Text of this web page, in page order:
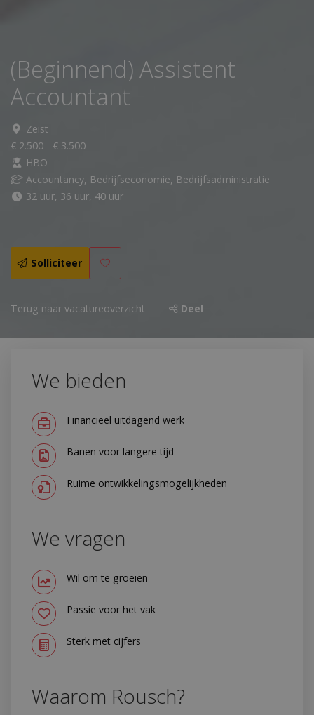
(Beginnend) Assistent
Accountant
Zeist
€ 2.500 - € 3.500
HBO
Accountancy, Bedrijfseconomie, Bedrijfsadministratie
32 uur, 36 uur, 40 uur
Solliciteer
Terug naar vacatureoverzicht Deel
We bieden
Financieel uitdagend werk
Banen voor langere tijd
Ruime ontwikkelingsmogelijkheden
We vragen
Wil om te groeien
Passie voor het vak
Sterk met cijfers
Waarom Rousch?